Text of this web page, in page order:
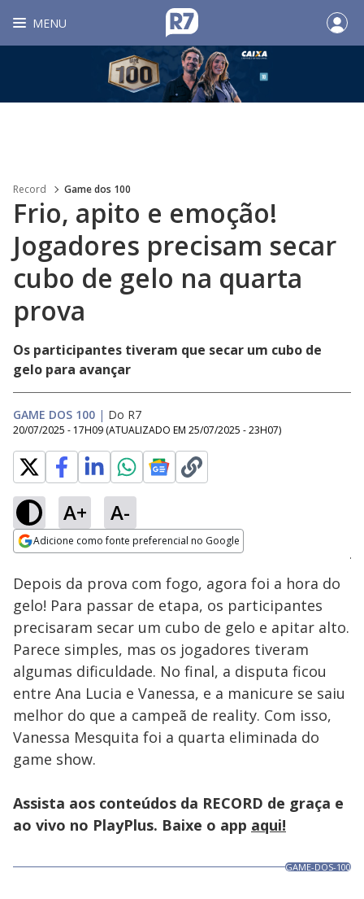
MENU
Record Game dos 100
Frio, apito e emoção!
Jogadores precisam secar
cubo de gelo na quarta
prova
Os participantes tiveram que secar um cubo de
gelo para avançar
GAME DOS 100 | Do R7
20/07/2025 - 17H09 (ATUALIZADO EM 25/07/2025 - 23H07)
A+ A-
Adicione como fonte preferencial no Google
Ativar
Loaded:
7.40%
Depois da prova com fogo, agora foi a hora do
gelo! Para passar de etapa, os participantes
precisaram secar um cubo de gelo e apitar alto.
Parece simples, mas os jogadores tiveram
algumas dificuldade. No final, a disputa ficou
entre Ana Lucia e Vanessa, e a manicure se saiu
melhor do que a campeã de reality. Com isso,
Vanessa Mesquita foi a quarta eliminada do
game show.
Assista aos conteúdos da RECORD de graça e
ao vivo no PlayPlus. Baixe o app aqui!
GAME-DOS-100